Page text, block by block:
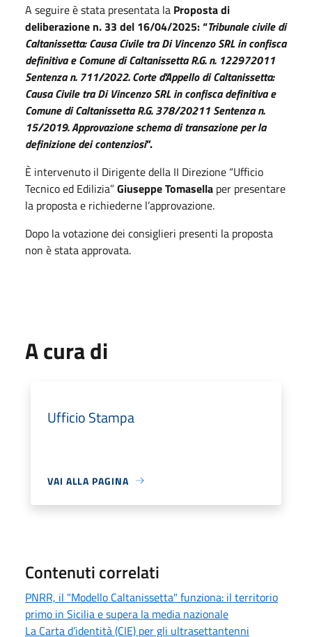
A seguire è stata presentata la Proposta di
deliberazione n. 33 del 16/04/2025: “Tribunale civile di
Caltanissetta: Causa Civile tra Di Vincenzo SRL in confisca
definitiva e Comune di Caltanissetta R.G. n. 122972011
Sentenza n. 711/2022. Corte d'Appello di Caltanissetta:
Causa Civile tra Di Vincenzo SRL in confisca definitiva e
Comune di Caltanissetta R.G. 378/20211 Sentenza n.
15/2019. Approvazione schema di transazione per la
definizione dei contenziosi”.
È intervenuto il Dirigente della II Direzione “Ufficio
Tecnico ed Edilizia”Giuseppe Tomasella per presentare
la proposta e richiederne l’approvazione.
Dopo la votazione dei consiglieri presenti la proposta
non è stata approvata.
A cura di
Ufficio Stampa
VAI ALLA PAGINA
Contenuti correlati
PNRR, il "Modello Caltanissetta" funziona: il territorio
primo in Sicilia e supera la media nazionale
La Carta d’identità (CIE) per gli ultrasettantenni